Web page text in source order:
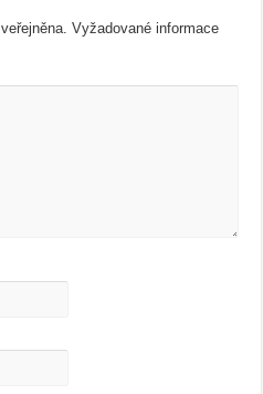
Vyžadované informace